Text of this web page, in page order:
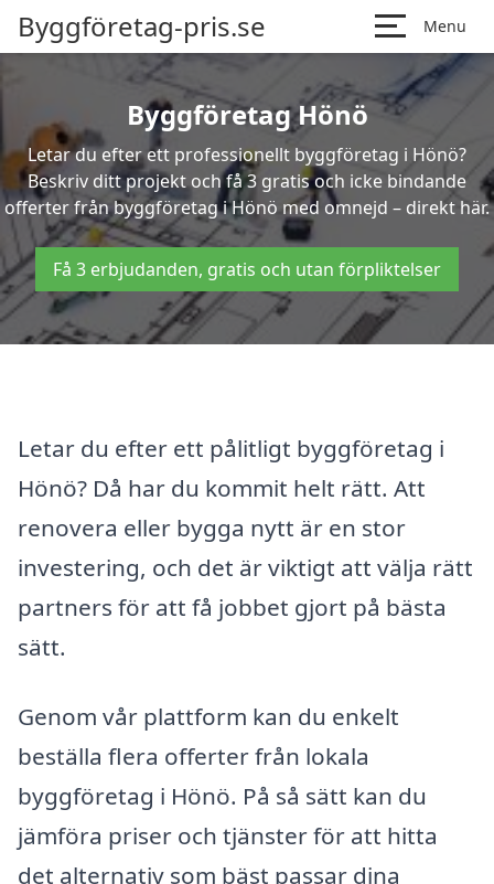
Byggföretag-pris.se Menu
Byggföretag Hönö
Letar du efter ett professionellt byggföretag i Hönö?
Beskriv ditt projekt och få 3 gratis och icke bindande
offerter från byggföretag i Hönö med omnejd – direkt här.
Få 3 erbjudanden, gratis och utan förpliktelser
Letar du efter ett pålitligt byggföretag i
Hönö? Då har du kommit helt rätt. Att
renovera eller bygga nytt är en stor
investering, och det är viktigt att välja rätt
partners för att få jobbet gjort på bästa
sätt.
Genom vår plattform kan du enkelt
beställa flera offerter från lokala
byggföretag i Hönö. På så sätt kan du
jämföra priser och tjänster för att hitta
det alternativ som bäst passar dina